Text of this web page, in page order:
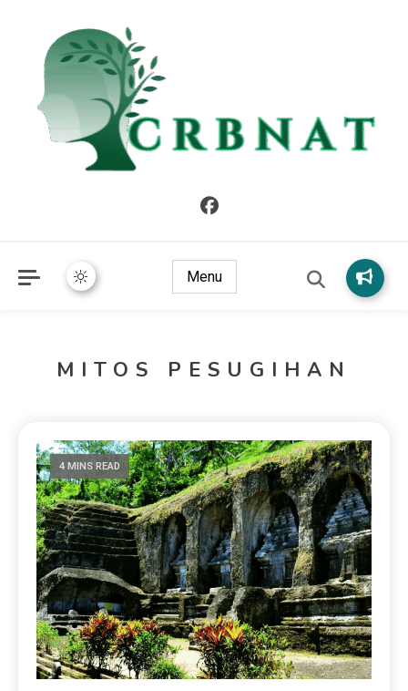
Menu
MITOS PESUGIHAN
4 MINS READ